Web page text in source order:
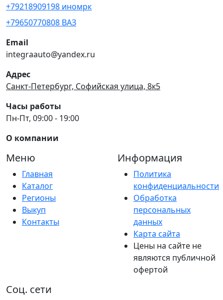
+79218909198 иномрк
+79650770808 ВАЗ
Email
integraauto@yandex.ru
Адрес
Санкт-Петербург, Софийская улица, 8к5
Часы работы
Пн-Пт, 09:00 - 19:00
О компании
Меню
Главная
Каталог
Регионы
Выкуп
Контакты
Информация
Политика
конфиденциальности
Обработка
персональных
данных
Карта сайта
Цены на сайте не
являются публичной
офертой
Соц. сети